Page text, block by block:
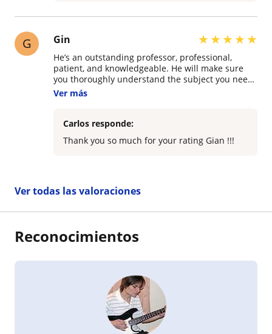
tiempo. Le estoy muy agradecido por toda la
formación que me dio para ponerme en el lugar
en el que hoy estoy musicalmente.
G Gin ★★★★★
He’s an outstanding professor, professional,
patient, and knowledgeable. He will make sure
you thoroughly understand the subject you need
help with and more; he goes the extra step to
Ver más
Carlos responde:
Thank you so much for your rating Gian !!!
Ver todas las valoraciones
Reconocimientos